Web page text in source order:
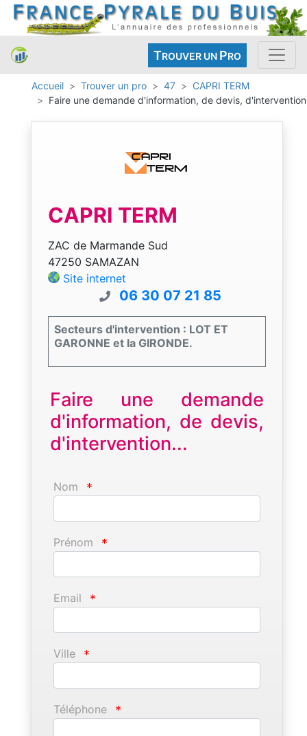
TROUVER UN PRO
Accueil Trouver un pro 47
CAPRI TERM
Faire une demande d'information, de devis, d'intervention
CAPRI TERM
ZAC de Marmande Sud
47250 SAMAZAN
Site internet
06 30 07 21 85
Secteurs d'intervention : LOT ET
GARONNE et la GIRONDE.
Faire une demande
d'information, de devis,
d'intervention...
Nom *
Prénom *
Email *
Ville *
Téléphone *